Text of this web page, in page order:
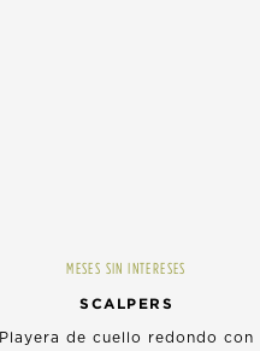
MESES SIN INTERESES
SCALPERS
Playera de cuello redondo con